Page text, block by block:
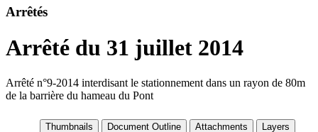
Arrêtés
Arrêté du 31 juillet 2014
Arrêté n°9-2014 interdisant le stationnement dans un rayon de 80m
de la barrière du hameau du Pont